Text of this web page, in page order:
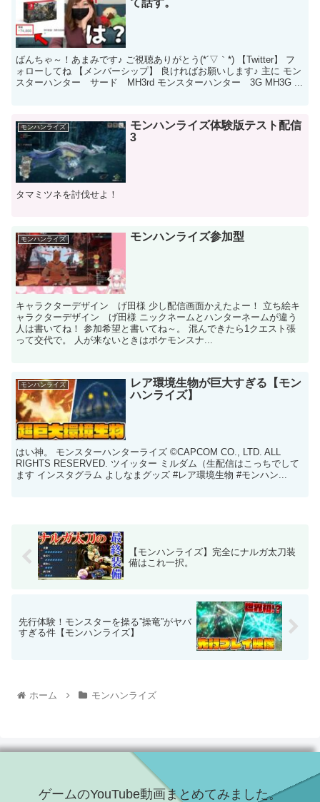
て話す。
ばんちゃ～！あまみです♪ ご視聴ありがとう(*´▽｀*) 【Twitter】 フ
ォローしてね 【メンバーシップ】 良ければお願いします♪ 主に モン
スターハンター サード MH3rd モンスターハンター 3G MH3G ...
モンハンライズ
モンハンライズ体験版テスト配信
3
タマミツネを討伐せよ！
モンハンライズ モンハンライズ参加型
キャラクターデザイン げ田様 少し配信画面かえたよー！ 立ち絵キ
ャラクターデザイン げ田様 ニックネームとハンターネームが違う
人は書いてね！ 参加希望と書いてね～。 混んできたら1クエスト張
って交代で。 人が来ないときはポケモンスナ...
モンハンライズ
レア環境生物が巨大すぎる【モン
ハンライズ】
はい神。 モンスターハンターライズ ©CAPCOM CO., LTD. ALL
RIGHTS RESERVED. ツイッター ミルダム（生配信はこっちでして
ます インスタグラム よしなまグッズ #レア環境生物 #モンハン...
【モンハンライズ】完全にナルガ太刀装
備はこれ一択。
先行体験！モンスターを操る”操竜”がヤバ
すぎる件【モンハンライズ】
ホーム モンハンライズ
ゲームのYouTube動画まとめてみました。